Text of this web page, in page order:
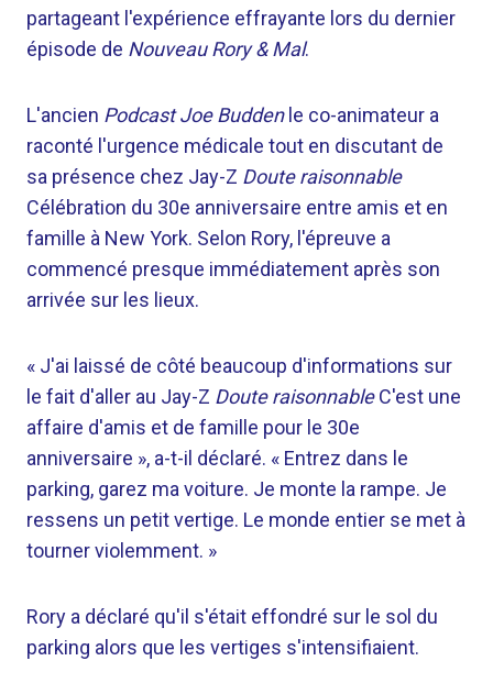
partageant l'expérience effrayante lors du dernier
épisode de Nouveau Rory & Mal.
L'ancien Podcast Joe Buddenle co-animateur a
raconté l'urgence médicale tout en discutant de
sa présence chez Jay-Z Doute raisonnable
Célébration du 30e anniversaire entre amis et en
famille à New York. Selon Rory, l'épreuve a
commencé presque immédiatement après son
arrivée sur les lieux.
« J'ai laissé de côté beaucoup d'informations sur
le fait d'aller au Jay-Z Doute raisonnableC'est une
affaire d'amis et de famille pour le 30e
anniversaire », a-t-il déclaré. « Entrez dans le
parking, garez ma voiture. Je monte la rampe. Je
ressens un petit vertige. Le monde entier se met à
tourner violemment. »
Rory a déclaré qu'il s'était effondré sur le sol du
parking alors que les vertiges s'intensifiaient.